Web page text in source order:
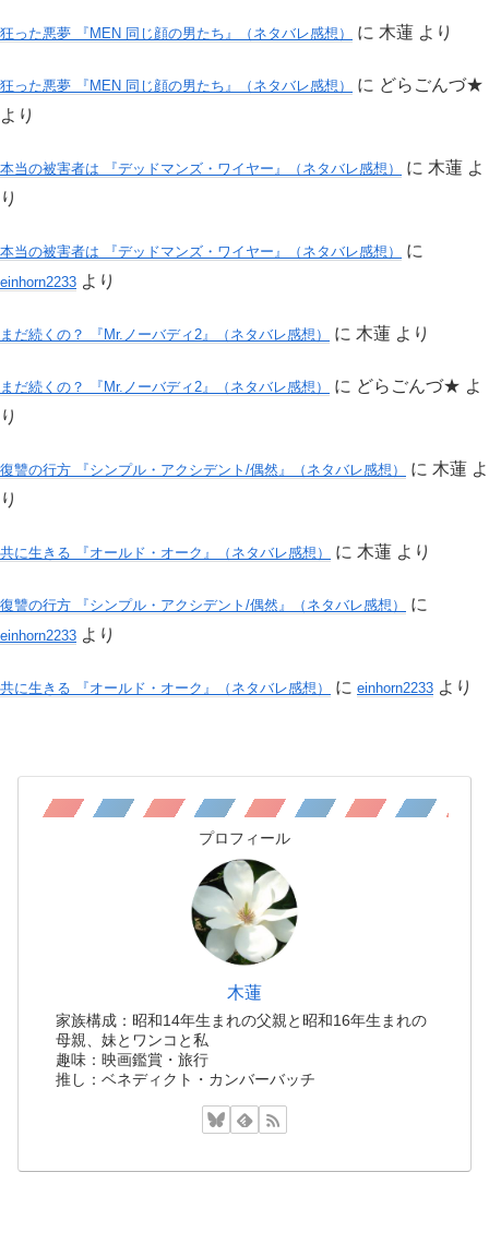
狂った悪夢 『MEN 同じ顔の男たち』（ネタバレ感想） に 木蓮 より
狂った悪夢 『MEN 同じ顔の男たち』（ネタバレ感想） に どらごんづ★
より
本当の被害者は 『デッドマンズ・ワイヤー』（ネタバレ感想） に 木蓮 よ
り
本当の被害者は 『デッドマンズ・ワイヤー』（ネタバレ感想） に
einhorn2233 より
まだ続くの？ 『Mr.ノーバディ2』（ネタバレ感想） に 木蓮 より
まだ続くの？ 『Mr.ノーバディ2』（ネタバレ感想） に どらごんづ★ よ
り
復讐の行方 『シンプル・アクシデント/偶然』（ネタバレ感想） に 木蓮 よ
り
共に生きる 『オールド・オーク』（ネタバレ感想） に 木蓮 より
復讐の行方 『シンプル・アクシデント/偶然』（ネタバレ感想） に
einhorn2233 より
共に生きる 『オールド・オーク』（ネタバレ感想） に einhorn2233 より
プロフィール
木蓮
家族構成：昭和14年生まれの父親と昭和16年生まれの
母親、妹とワンコと私
趣味：映画鑑賞・旅行
推し：ベネディクト・カンバーバッチ